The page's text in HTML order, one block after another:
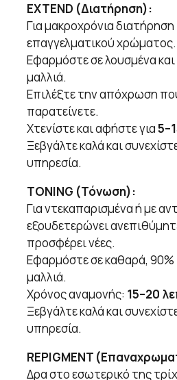
EXTEND (Διατήρηση):
Για μακροχρόνια
επαγγελματικού χρώματος.
Εφαρμόστε σε λουσμένα
μαλλιά.
Επιλέξτε την απόχρωση
παρατείνετε.
Χτενίστε και αφήστε για
Ξεβγάλτε καλά και
υπηρεσία.
TONING (Τόνωση):
Για ντεκαπαρισμένα ή με
εξουδετερώνει
προσφέρει νέες.
Εφαρμόστε σε καθαρά,
μαλλιά.
Χρόνος αναμονής: 15–20
Ξεβγάλτε καλά και
υπηρεσία.
REPIGMENT
Δρα στο εσωτερικό της